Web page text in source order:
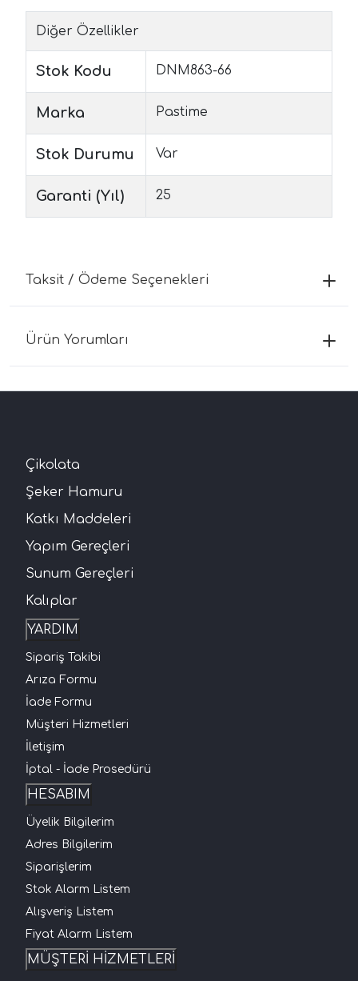
Diğer Özellikler
Stok Kodu DNM863-66
Marka Pastime
Stok Durumu Var
Garanti (Yıl) 25
Taksit / Ödeme Seçenekleri
Ürün Yorumları
Çikolata
Şeker Hamuru
Katkı Maddeleri
Yapım Gereçleri
Sunum Gereçleri
Kalıplar
YARDIM
Sipariş Takibi
Arıza Formu
İade Formu
Müşteri Hizmetleri
İletişim
İptal - İade Prosedürü
HESABIM
Üyelik Bilgilerim
Adres Bilgilerim
Siparişlerim
Stok Alarm Listem
Alışveriş Listem
Fiyat Alarm Listem
MÜŞTERİ HİZMETLERİ